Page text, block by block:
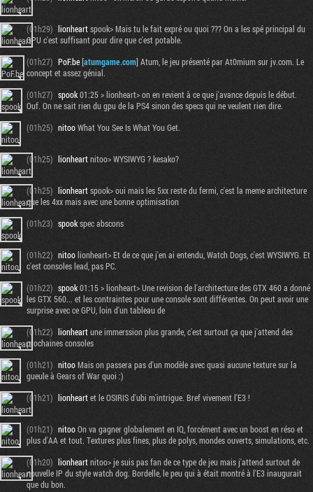
(01h29) lionheartspook> Mais tu le fait expré ou quoi ??? On a les spé principal du
GPU c'est suffisant pour dire que c'est potable.
(01h27) PoF.be[atumgame.com] Atum, le jeu présenté par At0mium sur jv.com. Le
concept et assez génial.
(01h27) spook01:25 > lionheart> on en revient à ce que j'avance depuis le début.
Ouf. On ne sait rien du gpu de la PS4 sinon des specs qui ne veulent rien dire.
(01h25) nitooWhat You See Is What You Get.
(01h25) lionheartnitoo> WYSIWYG ? kesako?
(01h25) lionheartspook> oui mais les 5xx reste du fermi, c'est la meme architecture
que les 4xx mais avec une bonne optimisation
(01h23) spookspec abscons
(01h22) nitoolionheart> Et de ce que j'en ai entendu, Watch Dogs, c'est WYSIWYG. Et
c'est consoles lead, pas PC.
(01h22) spook01:15 > lionheart> Une revision de l'architecture des GTX 460 a donné
les GTX 560... et les contraintes pour une console sont différentes. On peut avoir une
surprise avec ce GPU, loin d'un tableau de
(01h22) lionheartune immerssion plus grande, c'est surtout ça que j'attend des
prochaines consoles
(01h21) nitooMais on passera pas d'un modèle avec quasi aucune texture sur la
gueule à Gears of War quoi :)
(01h21) lionheartet le OSIRIS d'ubi m'intrigue. Bref vivement l'E3 !
(01h21) nitooOn va gagner globalement en IQ, forcément avec un boost en réso et
plus d'AA et tout. Textures plus fines, plus de polys, mondes ouverts, simulations, etc.
(01h20) lionheartnitoo> je suis pas fan de ce type de jeu mais j'attend surtout de
nouvelle IP du style watch dog. Bordelle, le peu qui à était montré à l'E3 inaugurait
que du bon.